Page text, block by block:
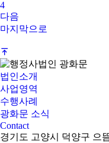
4
다음
마지막으로
법인소개
사업영역
수행사례
광화문 소식
Contact
경기도 고양시 덕양구 으